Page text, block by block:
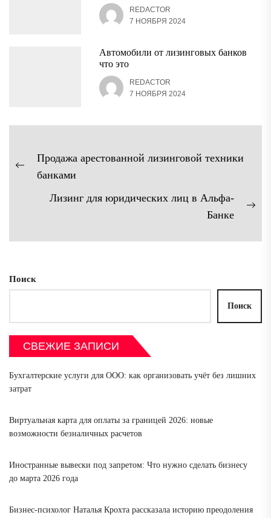
REDACTOR
7 НОЯБРЯ 2024
Автомобили от лизинговых банков
что это
REDACTOR
7 НОЯБРЯ 2024
Навигация
по
записям
Предыдущая
Продажа арестованной лизинговой техники
банками
Лизинг для юридических лиц в Альфа-
Банке
Поиск
Поиск
СВЕЖИЕ ЗАПИСИ
Бухгалтерские услуги для ООО: как организовать учёт без лишних
затрат
Виртуальная карта для оплаты за границей 2026: новые
возможности безналичных расчетов
Иностранные вывески под запретом: Что нужно сделать бизнесу
до марта 2026 года
Бизнес-психолог Наталья Крохта рассказала историю преодоления